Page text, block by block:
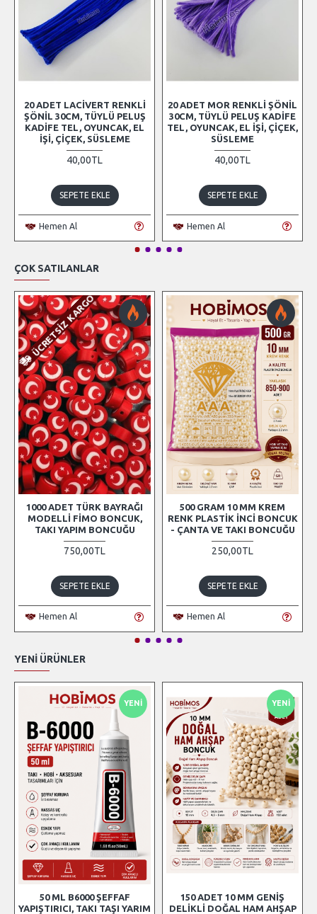
20 ADET LACIVERT RENKLI
ŞÖNIL 30CM, TÜYLÜ PELUŞ
KADIFE TEL, OYUNCAK, EL
İŞI, ÇIÇEK, SÜSLEME
40,00TL
SEPETE EKLE
Hemen Al
20 ADET MOR RENKLI ŞÖNIL
30CM, TÜYLÜ PELUŞ KADIFE
TEL, OYUNCAK, EL İŞI, ÇIÇEK,
SÜSLEME
40,00TL
SEPETE EKLE
Hemen Al
ÇOK SATILANLAR
ÜCRETSIZ KARGO
1000 ADET TÜRK BAYRAĞI
MODELLI FIMO BONCUK,
TAKI YAPIM BONCUĞU
750,00TL
SEPETE EKLE
Hemen Al
500 GRAM 10 MM KREM
RENK PLASTIK İNCI BONCUK
- ÇANTA VE TAKI BONCUĞU
250,00TL
SEPETE EKLE
Hemen Al
YENI ÜRÜNLER
YENI
50 ML B6000 ŞEFFAF
YAPIŞTIRICI, TAKI TAŞI YARIM
YENI
150 ADET 10 MM GENIŞ
DELIKLI DOĞAL HAM AHŞAP